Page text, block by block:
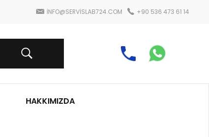
INFO@SERVISLAB724.COM +90 536 473 61 14
HAKKIMIZDA